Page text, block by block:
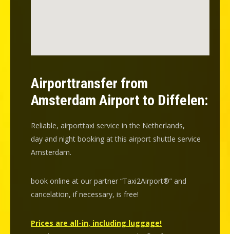
Airporttransfer from
Amsterdam Airport to Diffelen:
Reliable, airporttaxi service in the Netherlands,
day and night booking at this airport shuttle service
Amsterdam.
book online at our partner “Taxi2Airport®” and
cancelation, if necessary, is free!
Prices are all-in, including luggage!